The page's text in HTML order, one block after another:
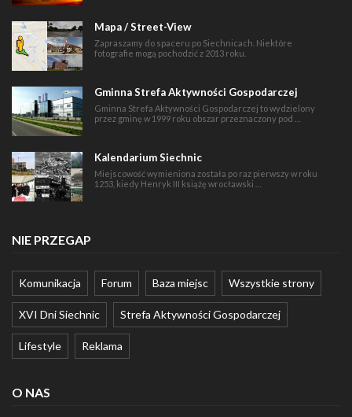
Mapa / Street-View
Zapraszamy do spaceru po Siechnicach. Niektóre
fotografie mogą pochodzić z 2013 roku.
Gminna Strefa Aktywności Gospodarczej
Gminna Strefa Aktywności Gospodarczej to wydzielony
przez gminę w 1999 roku obszar przeznaczony pod …
Kalendarium Siechnic
Miejscowość wymieniona została po raz pierwszy w roku
1253, kiedy Henryk III książę wrocławski …
NIE PRZEGAP
Komunikacja Forum Baza miejsc Wszystkie strony
XVI Dni Siechnic Strefa Aktywności Gospodarczej
Lifestyle Reklama
O NAS